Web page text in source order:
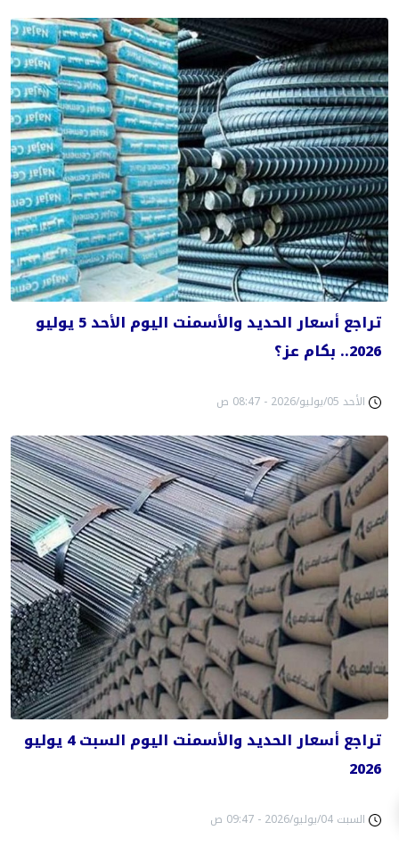
تراجع أسعار الحديد والأسمنت اليوم الأحد 5 يوليو
2026.. بكام عز؟
الأحد 05/يوليو/2026 - 08:47 ص
تراجع أسعار الحديد والأسمنت اليوم السبت 4 يوليو
2026
السبت 04/يوليو/2026 - 09:47 ص